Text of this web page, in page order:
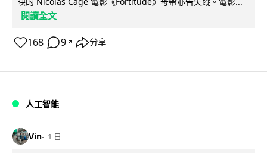
閱讀全文
168 9 ↗ 分享
人工智能
Vin 1 日